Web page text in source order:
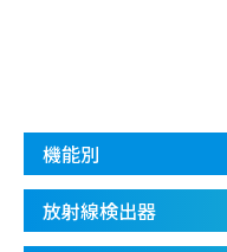
機能別
放射線検出器